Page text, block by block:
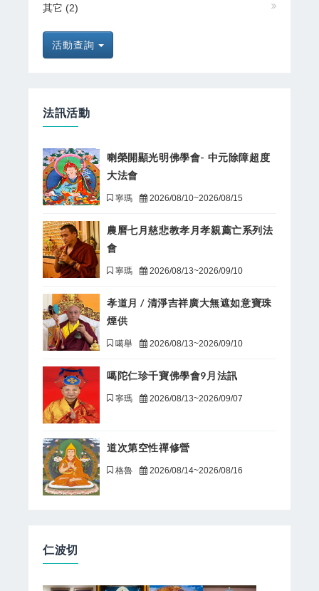
其它 (2)
活動查詢
法訊活動
喇榮開顯光明佛學會- 中元除障超度
大法會
寧瑪 2026/08/10~2026/08/15
農曆七月慈悲教孝月孝親薦亡系列法
會
寧瑪 2026/08/13~2026/09/10
孝道月 / 清淨吉祥廣大無遮如意寶珠
煙供
噶舉 2026/08/13~2026/09/10
噶陀仁珍千寶佛學會9月法訊
寧瑪 2026/08/13~2026/09/07
道次第空性禪修營
格魯 2026/08/14~2026/08/16
仁波切